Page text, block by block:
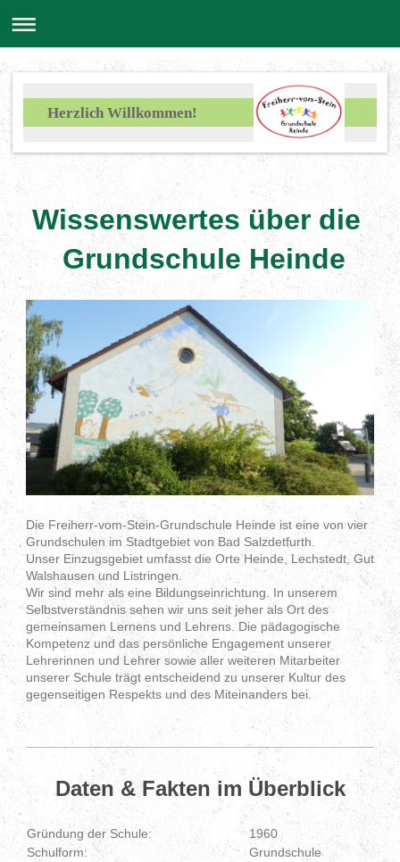
Herzlich Willkommen!
Wissenswertes über die
Grundschule Heinde
Die Freiherr-vom-Stein-Grundschule Heinde ist eine von vier
Grundschulen im Stadtgebiet von Bad Salzdetfurth.
Unser Einzugsgebiet umfasst die Orte Heinde, Lechstedt, Gut
Walshausen und Listringen.
Wir sind mehr als eine Bildungseinrichtung. In unserem
Selbstverständnis sehen wir uns seit jeher als Ort des
gemeinsamen Lernens und Lehrens. Die pädagogische
Kompetenz und das persönliche Engagement unserer
Lehrerinnen und Lehrer sowie aller weiteren Mitarbeiter
unserer Schule trägt entscheidend zu unserer Kultur des
gegenseitigen Respekts und des Miteinanders bei.
Daten & Fakten im Überblick
Gründung der Schule:
1960
Schulform:
Grundschule